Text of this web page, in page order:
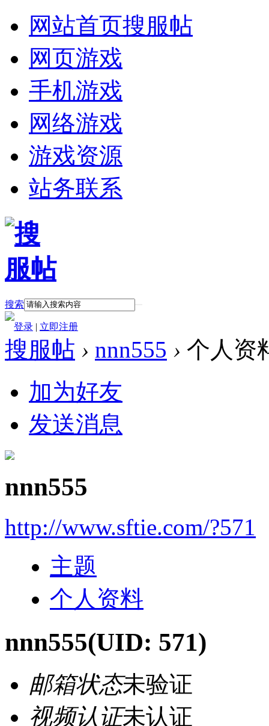
网站首页搜服帖
网页游戏
手机游戏
网络游戏
游戏资源
站务联系
搜索
登录 | 立即注册
搜服帖 › nnn555 › 个人资
加为好友
发送消息
nnn555
http://www.sftie.com/?571
主题
个人资料
nnn555(UID: 571)
邮箱状态未验证
视频认证未认证